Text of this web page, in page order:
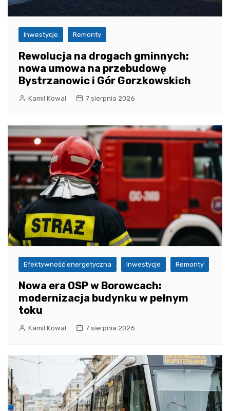
Inwestycje Remonty
Rewolucja na drogach gminnych:
nowa umowa na przebudowę
Bystrzanowic i Gór Gorzkowskich
Kamil Kowal 7 sierpnia 2026
Efektywność energetyczna Inwestycje Remonty
Nowa era OSP w Borowcach:
modernizacja budynku w pełnym
toku
Kamil Kowal 7 sierpnia 2026